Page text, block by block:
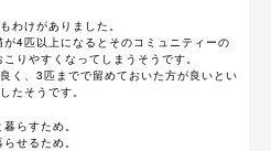
わけがありました。
4匹以上になるとそのコミュニティーの
りやすくなってしまうそうです。
く、3匹までで留めておいた方が良いとい
たそうです。
らすため。
せるため。